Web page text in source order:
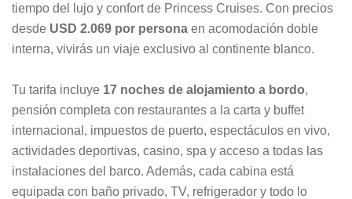
tiempo del lujo y confort de Princess Cruises. Con precios
desde USD 2.069 por persona en acomodación doble
interna, vivirás un viaje exclusivo al continente blanco.
Tu tarifa incluye 17 noches de alojamiento a bordo,
pensión completa con restaurantes a la carta y buffet
internacional, impuestos de puerto, espectáculos en vivo,
actividades deportivas, casino, spa y acceso a todas las
instalaciones del barco. Además, cada cabina está
equipada con baño privado, TV, refrigerador y todo lo